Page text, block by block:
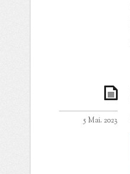
5 Mai. 2023